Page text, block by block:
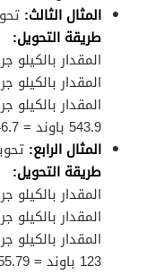
المثال الثالث: تحويل 543.9
طريقة التحويل:
المقدار بالكيلو
المقدار بالكيلو جرام =
المقدار بالكيلو جرام
543.9 باوند = 246.7 كيلو جرام
المثال الرابع: تحويل 123 باوند إلى
طريقة التحويل:
المقدار بالكيلو
المقدار بالكيلو جرام = 123
المقدار بالكيلو جرام
123 باوند = 55.79 كيلو جرام